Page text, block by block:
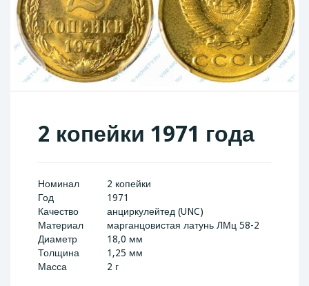
2 копейки 1971 года
Номинал
2 копейки
Год
1971
Качество
анциркулейтед (UNC)
Материал
марганцовистая латунь ЛМц 58-2
Диаметр
18,0 мм
Толщина
1,25 мм
Масса
2 г